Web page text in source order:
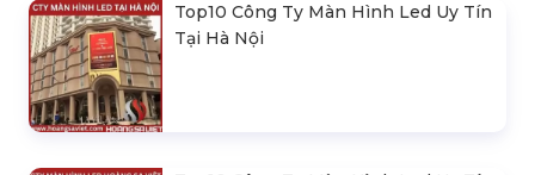
Sàn Sân Khấu Di Động